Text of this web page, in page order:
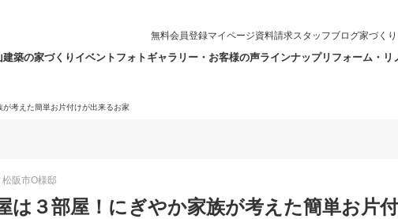
建築の家づくり イベント フォトギャラリー・お客様の声ラインナップリフォーム・リ
無料会員登録マイページ資料請求スタッフブログ家づく
考えた簡単お片付けが出来るお家
松阪市O様邸
は３部屋！にぎやか家族が考えた簡単お片